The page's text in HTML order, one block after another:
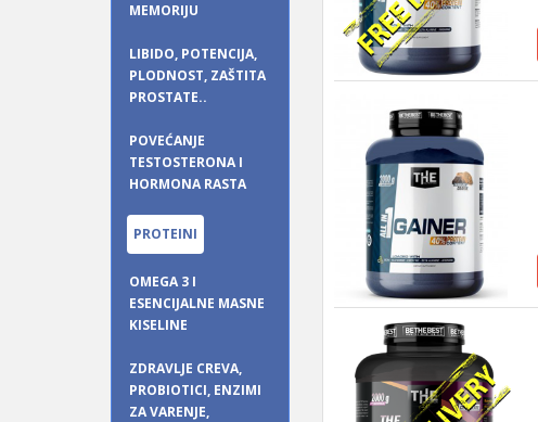
MEMORIJU
LIBIDO, POTENCIJA,
PLODNOST, ZAŠTITA
PROSTATE..
POVEĆANJE
TESTOSTERONA I
HORMONA RASTA
PROTEINI
OMEGA 3 I
ESENCIJALNE MASNE
KISELINE
ZDRAVLJE CREVA,
PROBIOTICI, ENZIMI
ZA VARENJE,